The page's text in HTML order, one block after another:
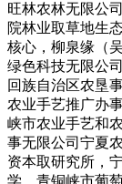
旺林农林无限公
院林业取草地生
核心，柳泉缘（
绿色科技无限公
回族自治区农垦
农业手艺推广办
峡市农业手艺和
事无限公司宁夏
资本取研究所，